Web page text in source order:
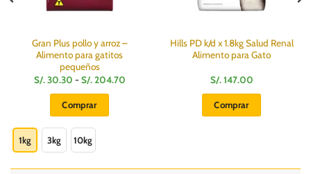
Gran Plus pollo y arroz –
Alimento para gatitos
pequeños
S/.30.30 - S/.204.70Rango
Comprar
producto
tiene
múltiples
1kg 3kg 10kg
Hills PD k/d x 1.8kg Salud Renal
Alimento para Gato
S/.147.00
Comprar